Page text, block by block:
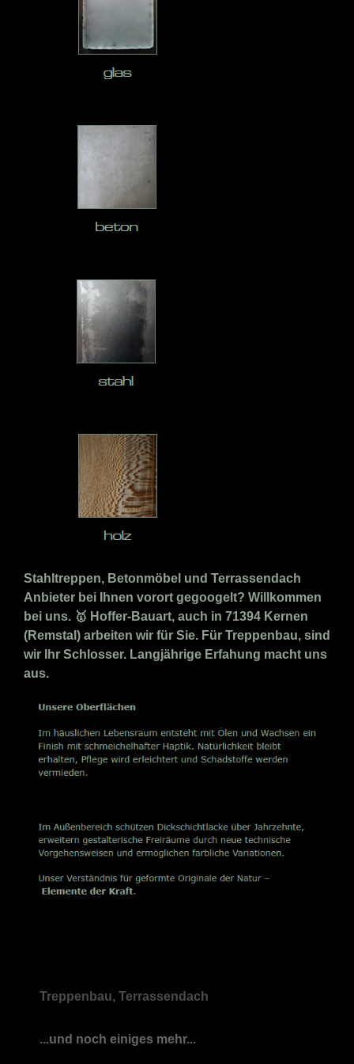
Stahltreppen, Betonmöbel und Terrassendach
Anbieter bei Ihnen vorort gegoogelt? Willkommen
bei uns. 🥇 Hoffer-Bauart, auch in 71394 Kernen
(Remstal) arbeiten wir für Sie. Für Treppenbau, sind
wir Ihr Schlosser. Langjährige Erfahung macht uns
aus.
Treppenbau, Terrassendach
...und noch einiges mehr...